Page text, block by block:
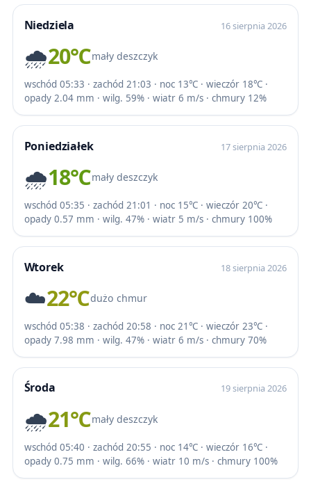
Niedziela 16 sierpnia 2026
🌧️20℃mały deszczyk
wschód 05:33 · zachód 21:03 · noc 13℃ · wieczór 18℃ ·
opady 2.04 mm · wilg. 59% · wiatr 6 m/s · chmury 12%
Poniedziałek 17 sierpnia 2026
🌧️18℃mały deszczyk
wschód 05:35 · zachód 21:01 · noc 15℃ · wieczór 20℃ ·
opady 0.57 mm · wilg. 47% · wiatr 5 m/s · chmury 100%
Wtorek 18 sierpnia 2026
☁️22℃dużo chmur
wschód 05:38 · zachód 20:58 · noc 21℃ · wieczór 23℃ ·
opady 7.98 mm · wilg. 47% · wiatr 6 m/s · chmury 70%
Środa 19 sierpnia 2026
🌧️21℃mały deszczyk
wschód 05:40 · zachód 20:55 · noc 14℃ · wieczór 16℃ ·
opady 0.75 mm · wilg. 66% · wiatr 10 m/s · chmury 100%